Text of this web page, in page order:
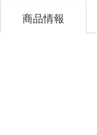
商品情報